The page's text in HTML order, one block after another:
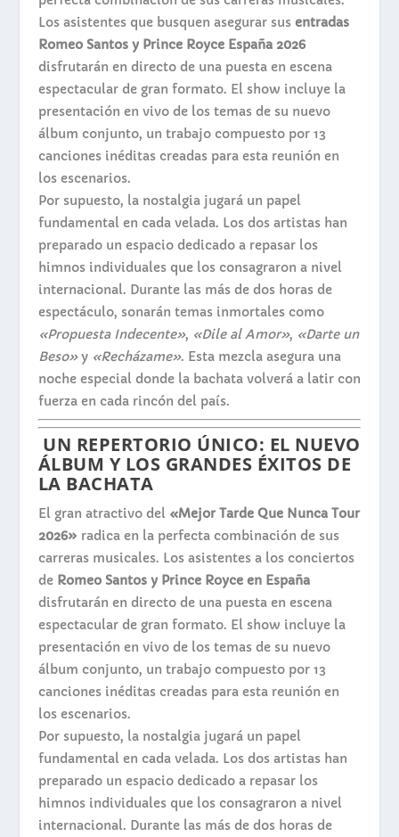
Los asistentes que busquen asegurar sus entradas
Romeo Santos y Prince Royce España 2026
disfrutarán en directo de una puesta en escena
espectacular de gran formato. El show incluye la
presentación en vivo de los temas de su nuevo
álbum conjunto, un trabajo compuesto por 13
canciones inéditas creadas para esta reunión en
los escenarios.
Por supuesto, la nostalgia jugará un papel
fundamental en cada velada. Los dos artistas han
preparado un espacio dedicado a repasar los
himnos individuales que los consagraron a nivel
internacional. Durante las más de dos horas de
espectáculo, sonarán temas inmortales como
«Propuesta Indecente», «Dile al Amor», «Darte un
Beso»y «Recházame». Esta mezcla asegura una
noche especial donde la bachata volverá a latir con
fuerza en cada rincón del país.
UN REPERTORIO ÚNICO: EL NUEVO
ÁLBUM Y LOS GRANDES ÉXITOS DE
LA BACHATA
El gran atractivo del «Mejor Tarde Que Nunca Tour
2026» radica en la perfecta combinación de sus
carreras musicales. Los asistentes a los conciertos
de Romeo Santos y Prince Royce en España
disfrutarán en directo de una puesta en escena
espectacular de gran formato. El show incluye la
presentación en vivo de los temas de su nuevo
álbum conjunto, un trabajo compuesto por 13
canciones inéditas creadas para esta reunión en
los escenarios.
Por supuesto, la nostalgia jugará un papel
fundamental en cada velada. Los dos artistas han
preparado un espacio dedicado a repasar los
himnos individuales que los consagraron a nivel
internacional. Durante las más de dos horas de